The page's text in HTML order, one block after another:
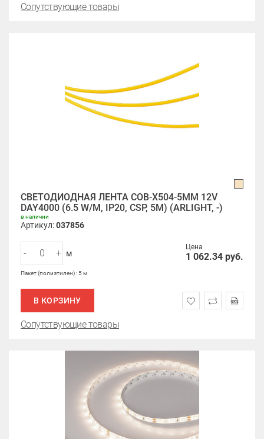
Сопутствующие товары
СВЕТОДИОДНАЯ ЛЕНТА COB-X504-5MM 12V
DAY4000 (6.5 W/M, IP20, CSP, 5M) (ARLIGHT, -)
в наличии
Артикул:037856
Цена
1 062.34 руб.
- + м
Пакет (полиэтилен) : 5 м
В КОРЗИНУ
Сопутствующие товары